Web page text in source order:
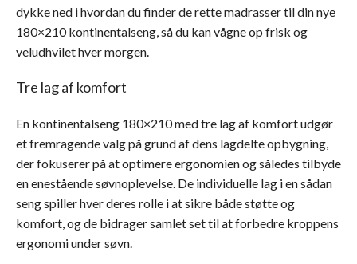
dykke ned i hvordan du finder de rette madrasser til din nye
180×210 kontinentalseng, så du kan vågne op frisk og
veludhvilet hver morgen.
Tre lag af komfort
En kontinentalseng 180×210 med tre lag af komfort udgør
et fremragende valg på grund af dens lagdelte opbygning,
der fokuserer på at optimere ergonomien og således tilbyde
en enestående søvnoplevelse. De individuelle lag i en sådan
seng spiller hver deres rolle i at sikre både støtte og
komfort, og de bidrager samlet set til at forbedre kroppens
ergonomi under søvn.